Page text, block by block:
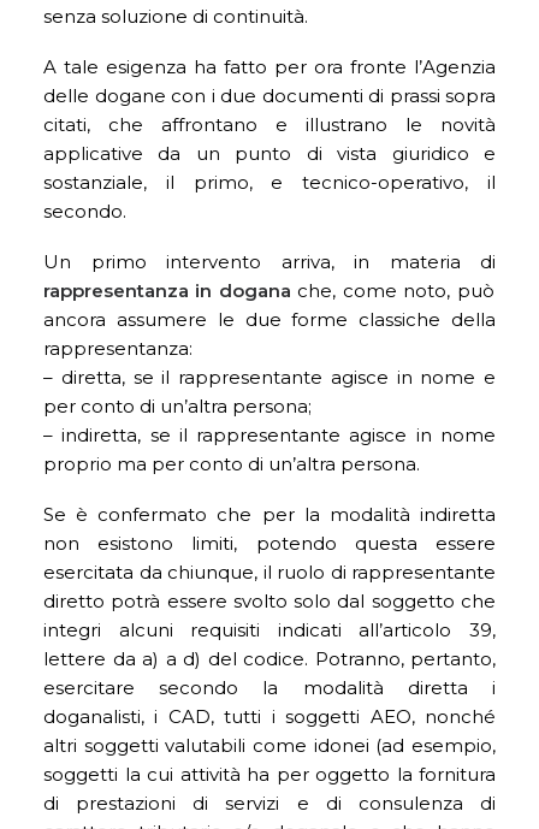
senza soluzione di continuità.
A tale esigenza ha fatto per ora fronte l’Agenzia
delle dogane con i due documenti di prassi sopra
citati, che affrontano e illustrano le novità
applicative da un punto di vista giuridico e
sostanziale, il primo, e tecnico-operativo, il
secondo.
Un primo intervento arriva, in materia di
rappresentanza in dogana che, come noto, può
ancora assumere le due forme classiche della
rappresentanza:
– diretta, se il rappresentante agisce in nome e
per conto di un’altra persona;
– indiretta, se il rappresentante agisce in nome
proprio ma per conto di un’altra persona.
Se è confermato che per la modalità indiretta
non esistono limiti, potendo questa essere
esercitata da chiunque, il ruolo di rappresentante
diretto potrà essere svolto solo dal soggetto che
integri alcuni requisiti indicati all’articolo 39,
lettere da a) a d) del codice. Potranno, pertanto,
esercitare secondo la modalità diretta i
doganalisti, i CAD, tutti i soggetti AEO, nonché
altri soggetti valutabili come idonei (ad esempio,
soggetti la cui attività ha per oggetto la fornitura
di prestazioni di servizi e di consulenza di